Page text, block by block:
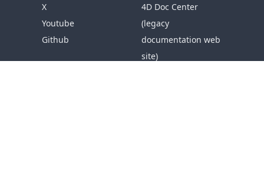
X
Youtube
Github
4D Doc Center
(legacy
documentation web
site)